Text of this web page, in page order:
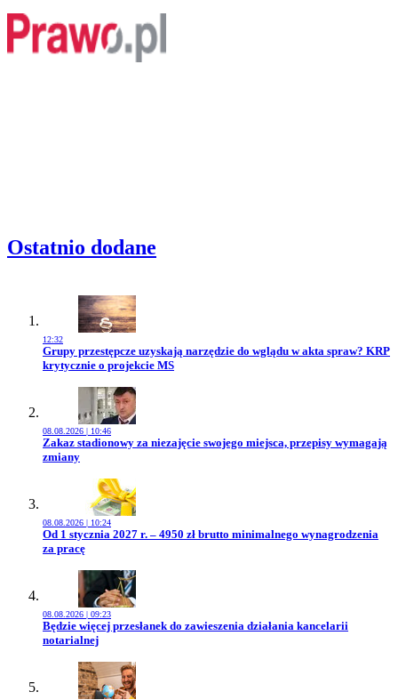
Ostatnio dodane
12:32
Przejdź do artykułu:
Grupy przestępcze uzyskają narzędzie do wglądu w akta spraw? KRP
krytycznie o projekcie MS
08.08.2026 | 10:46
Przejdź do artykułu:
Zakaz stadionowy za niezajęcie swojego miejsca, przepisy wymagają
zmiany
08.08.2026 | 10:24
Przejdź do artykułu:
Od 1 stycznia 2027 r. – 4950 zł brutto minimalnego wynagrodzenia
za pracę
08.08.2026 | 09:23
Przejdź do artykułu:
Będzie więcej przesłanek do zawieszenia działania kancelarii
notarialnej